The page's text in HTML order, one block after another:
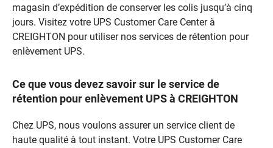
magasin d’expédition de conserver les colis jusqu’à cinq
jours. Visitez votre UPS Customer Care Center à
CREIGHTON pour utiliser nos services de rétention pour
enlèvement UPS.
Ce que vous devez savoir sur le service de
rétention pour enlèvement UPS à CREIGHTON
Chez UPS, nous voulons assurer un service client de
haute qualité à tout instant. Votre UPS Customer Care